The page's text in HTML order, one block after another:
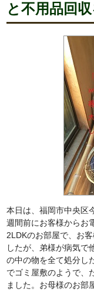
と不用品回
本日は、福岡市中央区
週間前にお客様からお
2LDKのお部屋で、お
したが、弟様が病気で
の中の物を全て処分し
でゴミ屋敷のようで、
ました。お母様のお部